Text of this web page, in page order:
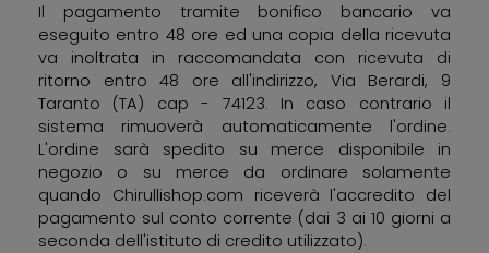
Il pagamento tramite bonifico bancario va
eseguito entro 48 ore ed una copia della ricevuta
va inoltrata in raccomandata con ricevuta di
ritorno entro 48 ore all'indirizzo, Via Berardi, 9
Taranto (TA) cap - 74123. In caso contrario il
sistema rimuoverà automaticamente l'ordine.
L'ordine sarà spedito su merce disponibile in
negozio o su merce da ordinare solamente
quando Chirullishop.com riceverà l'accredito del
pagamento sul conto corrente (dai 3 ai 10 giorni a
seconda dell'istituto di credito utilizzato).